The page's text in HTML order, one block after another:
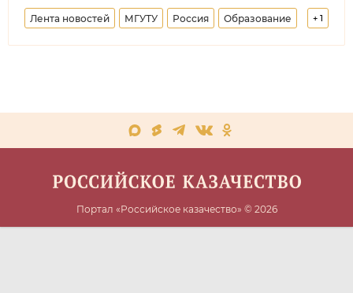
+ 1
Лента новостей МГУТУ Россия Образование
Меняем стереотипы
Портал «Российское казачество» © 2026